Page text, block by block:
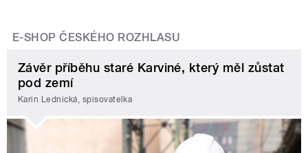
E-SHOP ČESKÉHO ROZHLASU
Závěr příběhu staré Karviné, který měl zůstat
pod zemí
Karin Lednická, spisovatelka